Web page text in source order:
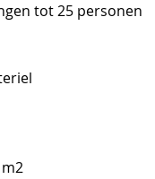
tot 25 personen